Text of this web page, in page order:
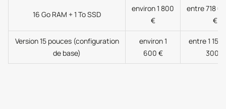
16 Go RAM + 1 To SSD
environ 1 800
€
entre 718 €
€
Version 15 pouces (configuration
de base)
environ 1
600 €
entre 1 150
300 €